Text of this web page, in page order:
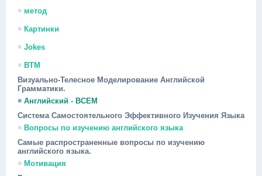
метод
Картинки
Jokes
ВТМ
Визуально-Телесное Моделирование Английской
Грамматики.
Английский - ВСЕМ
Система Самостоятельного Эффективного Изучения Языка
Вопросы по изучению английского языка
Самые распространенные вопросы по изучению
английского языка.
Мотивация